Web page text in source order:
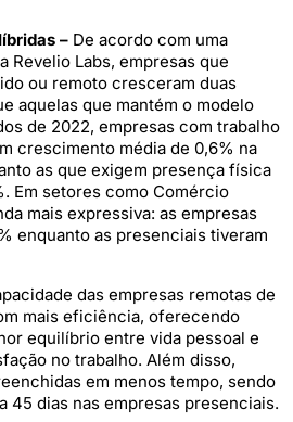
– De acordo com uma
Revelio Labs, empresas que
ou remoto cresceram duas
aquelas que mantém o modelo
de 2022, empresas com trabalho
crescimento média de 0,6% na
as que exigem presença física
Em setores como Comércio
mais expressiva: as empresas
enquanto as presenciais tiveram
das empresas remotas de
mais eficiência, oferecendo
equilíbrio entre vida pessoal e
no trabalho. Além disso,
em menos tempo, sendo
45 dias nas empresas presenciais.